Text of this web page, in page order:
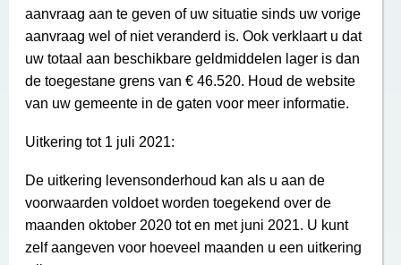
aanvraag aan te geven of uw situatie sinds uw vorige
aanvraag wel of niet veranderd is. Ook verklaart u dat
uw totaal aan beschikbare geldmiddelen lager is dan
de toegestane grens van € 46.520. Houd de website
van uw gemeente in de gaten voor meer informatie.
Uitkering tot 1 juli 2021:
De uitkering levensonderhoud kan als u aan de
voorwaarden voldoet worden toegekend over de
maanden oktober 2020 tot en met juni 2021. U kunt
zelf aangeven voor hoeveel maanden u een uitkering